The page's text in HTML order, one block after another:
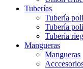
Tuberías
Tubería
Tubería
Tubería
Mangueras
Mangueras